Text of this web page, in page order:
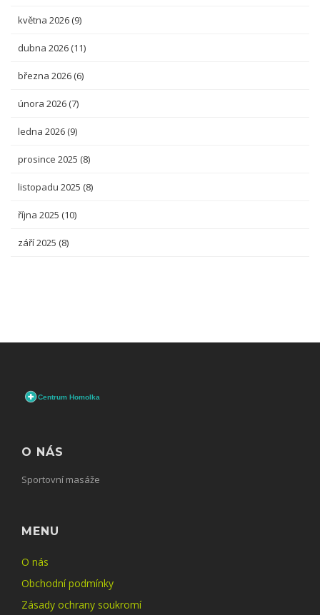
května 2026 (9)
dubna 2026 (11)
března 2026 (6)
února 2026 (7)
ledna 2026 (9)
prosince 2025 (8)
listopadu 2025 (8)
října 2025 (10)
září 2025 (8)
O NÁS
Sportovní masáže
MENU
O nás
Obchodní podmínky
Zásady ochrany soukromí